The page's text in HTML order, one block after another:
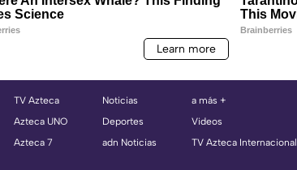
TV Azteca
Azteca UNO
Azteca 7
Noticias
Deportes
adn Noticias
a más +
Videos
TV Azteca Internacional